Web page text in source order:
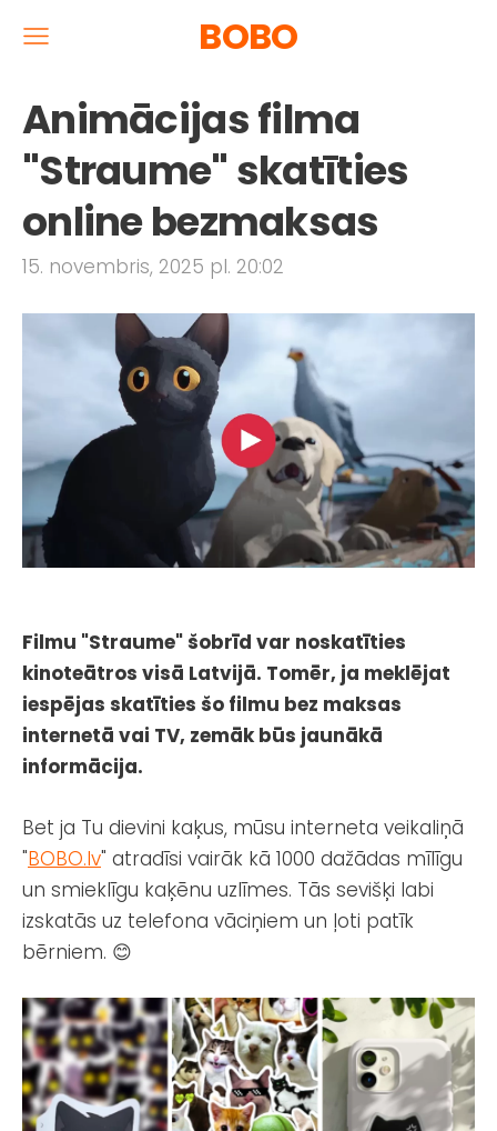
BOBO
Animācijas filma
"Straume" skatīties
online bezmaksas
15. novembris, 2025 pl. 20:02
Filmu "Straume" šobrīd var noskatīties
kinoteātros visā Latvijā. Tomēr, ja meklējat
iespējas skatīties šo filmu bez maksas
internetā vai TV, zemāk būs jaunākā
informācija.
Bet ja Tu dievini kaķus, mūsu interneta veikaliņā
"BOBO.lv" atradīsi vairāk kā 1000 dažādas mīlīgu
un smieklīgu kaķēnu uzlīmes. Tās sevišķi labi
izskatās uz telefona vāciņiem un ļoti patīk
bērniem. 😊